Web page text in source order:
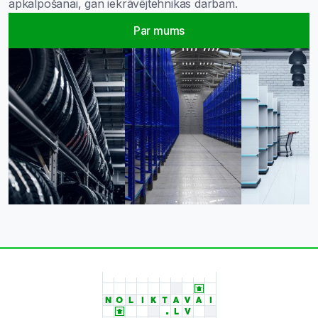
apkalpošanai, gan iekrāvējtehnikas darbam.
Par mums